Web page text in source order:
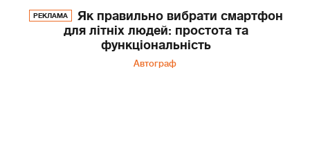
РЕКЛАМА
Як правильно вибрати смартфон
для літніх людей: простота та
функціональність
Автограф